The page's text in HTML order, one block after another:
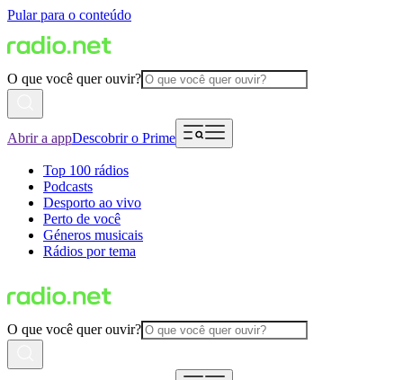
Pular para o conteúdo
O que você quer ouvir?
Abrir a appDescobrir o Prime
Top 100 rádios
Podcasts
Desporto ao vivo
Perto de você
Géneros musicais
Rádios por tema
O que você quer ouvir?